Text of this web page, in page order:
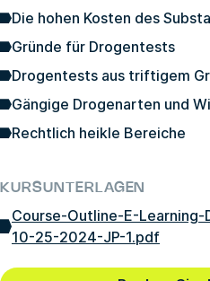
Die hohen Kosten des
Gründe für Drogentests
Drogentests aus triftigem
Gängige Drogenarten und
Rechtlich heikle Bereiche
KURSUNTERLAGEN
Course-Outline-E-
10-25-2024-JP-1.pdf